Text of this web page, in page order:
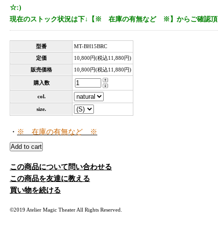
☆:)
現在のストック状況は下↓【※ 在庫の有無など ※】からご確認頂
型番
MT-BH15BRC
定価
10,800円(税込11,880円)
販売価格
10,800円(税込11,880円)
購入数
col.
size.
・ ※ 在庫の有無など ※
この商品について問い合わせる
この商品を友達に教える
買い物を続ける
©2019 Atelier Magic Theater All Rights Reserved.